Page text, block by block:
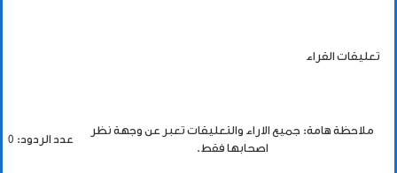
تعليقات القراء
ملاحظة هامة: جميع الاراء والتعليقات تعبر عن وجهة نظر
اصحابها فقط.
عدد الردود: 0